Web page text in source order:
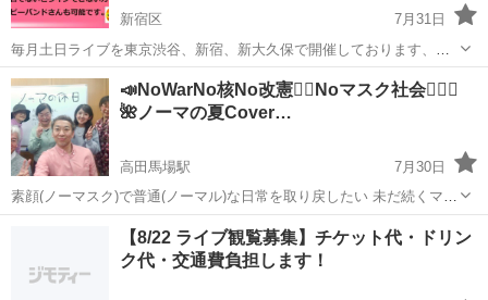
新宿区
7月31日
毎月土日ライブを東京渋谷、新宿、新大久保で開催しております、只
今９月～１２月のライブ出演バンドを募集中、オリジナルやコピーバ
ンドも可能、休日開催なので社会人やおやじバンドも可能です。 ●９
月５日（土）新大久保HOTSHOT...
東京 新宿区 コンサート/ショー ライブ
📣NoWarNo核No改憲✊🏻Noマスク社会🙅🏻‍♀️
🌺ノーマの夏Cover…
高田馬場駅
7月30日
素顔(ノーマスク)で普通(ノーマル)な日常を取り戻したい 未だ続くマス
ク接客や 医療･介護のマスク強要や面会制限に苦しむ人を無くしたい
🙏🏻 話の通じないパラレルワールドで､すっかり疲れてしまい 生きて
ることさえ嫌だと...
高田馬場駅 コンサート/ショー ジャズ
【8/22 ライブ観覧募集】チケット代・ドリン
ク代・交通費負担します！